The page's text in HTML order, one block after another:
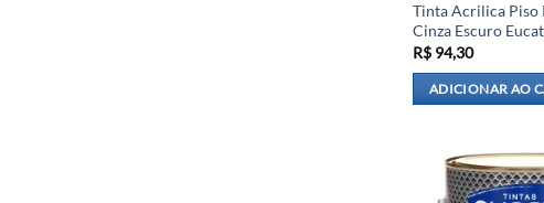
Tinta Acrilica Piso
Cinza Escuro
R$ 94,30
ADICIONAR AO